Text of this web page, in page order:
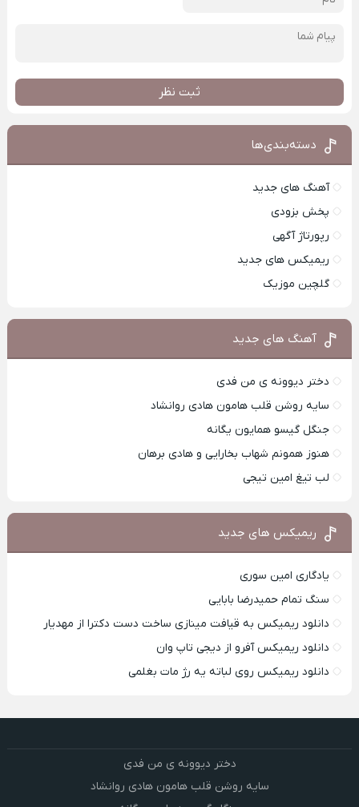
ثبت نظر
دسته‌بندی‌ها
آهنگ های جدید
پخش بزودی
رپورتاژ آگهی
ریمیکس های جدید
گلچین موزیک
آهنگ های جدید
دختر دیوونه ی من فدی
سایه روشن قلب هامون هادی روانشاد
جنگل گیسو همایون یگانه
هنوز همونم شهاب بخارایی و هادی برهان
لب تیغ امین تیجی
ریمیکس های جدید
یادگاری امین سوری
سنگ تمام حمیدرضا بابایی
دانلود ریمیکس به قیافت مینازی ساخت دست دکترا از مهدیار
دانلود ریمیکس آفرو از ديجی تاپ وان
دانلود ریمیکس روی لباته یه رژ مات بغلمی
دختر دیوونه ی من فدی
سایه روشن قلب هامون هادی روانشاد